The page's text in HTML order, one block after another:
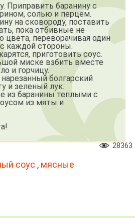
Приправить баранину с
солью и перцем.
на сковороду, поставить
пока отбивные не
цвета, переворачивая один
каждой стороны.
приготовить соус.
миске взбить вместе
и горчицу.
болгарский
и зеленый лук.
из баранины теплыми с
из мяты и
28363
соус , мясные